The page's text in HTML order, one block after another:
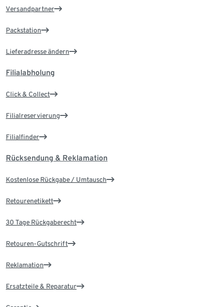
Versandpartner
Packstation
Lieferadresse ändern
Filialabholung
Click & Collect
Filialreservierung
Filialfinder
Rücksendung & Reklamation
Kostenlose Rückgabe / Umtausch
Retourenetikett
30 Tage Rückgaberecht
Retouren-Gutschrift
Reklamation
Ersatzteile & Reparatur